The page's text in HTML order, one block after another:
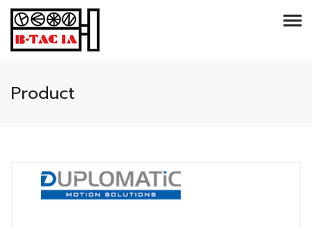
Product